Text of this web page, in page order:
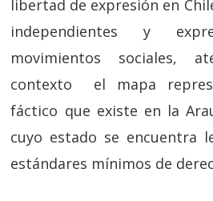
libertad de expresión en
independientes y
movimientos sociales,
contexto el mapa
fáctico que existe en la
cuyo estado se encuentra
estándares mínimos de